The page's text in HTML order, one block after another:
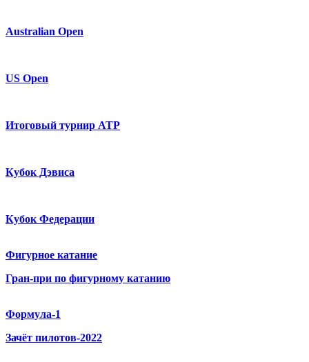
Australian Open
US Open
Итоговый турнир ATP
Кубок Дэвиса
Кубок Федерации
Фигурное катание
Гран-при по фигурному катанию
Формула-1
Зачёт пилотов-2022